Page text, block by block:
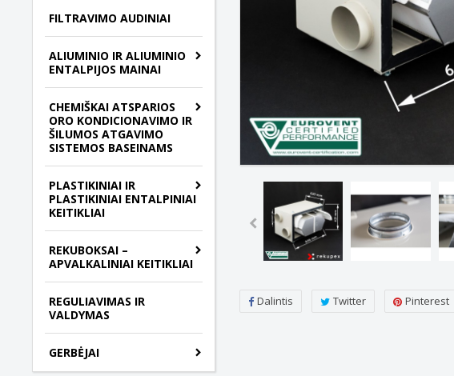
FILTRAVIMO AUDINIAI
ALIUMINIO IR ALIUMINIO
ENTALPIJOS MAINAI
CHEMIŠKAI ATSPARIOS
ORO KONDICIONAVIMO IR
ŠILUMOS ATGAVIMO
SISTEMOS BASEINAMS
PLASTIKINIAI IR
PLASTIKINIAI ENTALPINIAI
KEITIKLIAI
REKUBOKSAI –
APVALKALINIAI KEITIKLIAI
REGULIAVIMAS IR
VALDYMAS
GERBĖJAI
Dalintis Twitter Pinterest